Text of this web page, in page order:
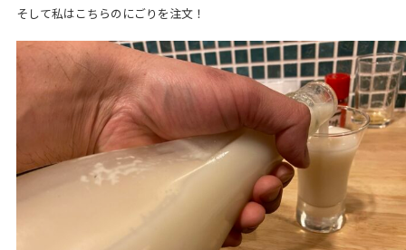
そして私はこちらのにごりを注文！